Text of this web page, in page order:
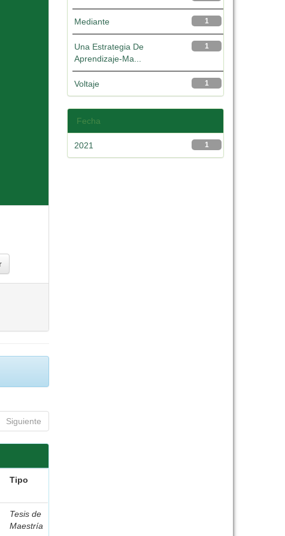
Siguiente
Tipo
Tesis de
Maestría
1
Mediante
1
Una Estrategia De
Aprendizaje-Ma...
1
Voltaje
Fecha
1
2021